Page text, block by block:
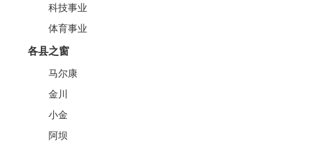
科技事业
体育事业
各县之窗
马尔康
金川
小金
阿坝